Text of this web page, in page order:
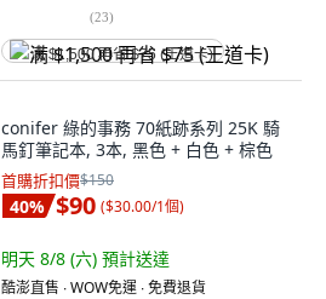
(23)
满 $1,500 再省 $75 (王道卡)
conifer 綠的事務 70紙跡系列 25K 騎
馬釘筆記本, 3本, 黑色 + 白色 + 棕色
首購折扣價$150
40% $90 ($30.00/1個)
明天 8/8 (六) 預計送達
酷澎直售 ∙ WOW免運 ∙ 免費退貨